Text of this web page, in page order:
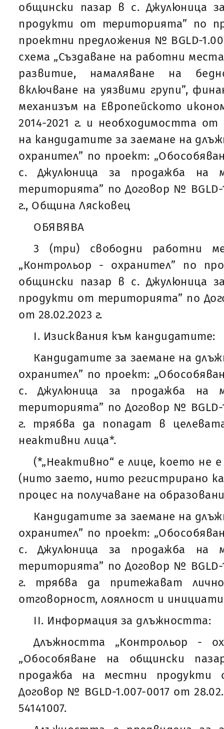
общински пазар в с. Джулюница
продукти от територията” по
проектни предложения № BGLD-
схема „Създаване на работни
развитие, намаляване на
включване на уязвими групи”,
механизъм на Европейското
2014-2021 г. и необходимостта
на кандидатите за заемане на
охранител” по проект:
с. Джулюница за продажба на
територията” по Договор № BGLD-
г., Община Лясковец
ОБЯВЯВА
3 (три) свободни работни
„Контрольор - охранител” по
общински пазар в с. Джулюница
продукти от територията” по
от 28.02.2023 г.
I. Изисквания към кандидатите:
Кандидатите за заемане на
охранител” по проект:
с. Джулюница за продажба на
територията” по Договор № BGLD-
г. трябва да попадат в
неактивни лица*.
(*„Неактивно“ е лице, което не
(нито заето, нито регистрирано
процес на получаване на
Кандидатите за заемане на
охранител” по проект:
с. Джулюница за продажба на
територията” по Договор № BGLD-
г. трябва да притежават
отговорност, лоялност и
II. Информация за длъжността:
Длъжността „Контрольор -
„Обособяване на общински
продажба на местни продукти
Договор № BGLD-1.007-0017 от
54141007.